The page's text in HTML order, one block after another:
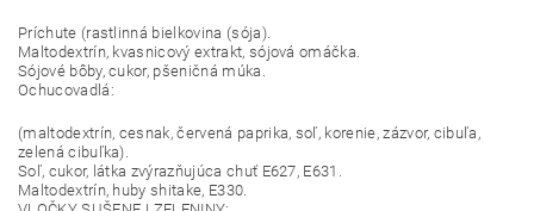
Príchute (rastlinná bielkovina (sója).
Maltodextrín, kvasnicový extrakt, sójová omáčka.
Sójové bôby, cukor, pšeničná múka.
Ochucovadlá:
(maltodextrín, cesnak, červená paprika, soľ, korenie, zázvor, cibuľa,
zelená cibuľka).
Soľ, cukor, látka zvýrazňujúca chuť E627, E631.
Maltodextrín, huby shitake, E330.